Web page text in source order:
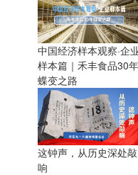
中国经济样本观察·企
样本篇｜禾丰食品30年
蝶变之路
这钟声，从历史深处敲
响